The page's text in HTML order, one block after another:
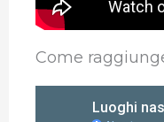
Come